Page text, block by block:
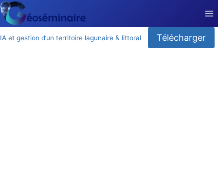
Aller
au
IA et gestion d’un territoire lagunaire & littoral Télécharger